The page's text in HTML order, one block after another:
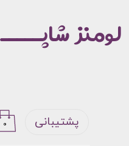
حساب کاربری من
خروج از حساب کاربری
۰ پشتیبانی
لومنز شاپـــــ